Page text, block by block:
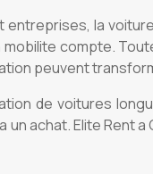
la
compte.
peuvent
de voitures
un achat. Elite Rent